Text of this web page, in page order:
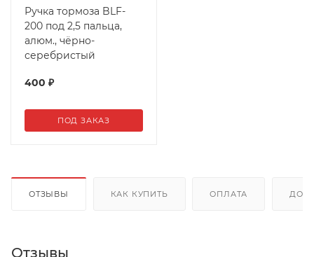
Ручка тормоза BLF-
200 под 2,5 пальца,
алюм., чёрно-
серебристый
400 ₽
ПОД ЗАКАЗ
ОТЗЫВЫ КАК КУПИТЬ ОПЛАТА
Отзывы